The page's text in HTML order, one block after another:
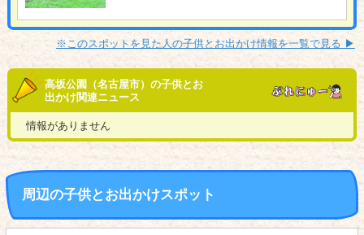
※このスポットを見た人の子供とお出かけ情報を一覧で見る ▶︎
高坂公園（名古屋市）の子供とお
出かけ関連ニュース
情報がありません
周辺の子供とお出かけスポット